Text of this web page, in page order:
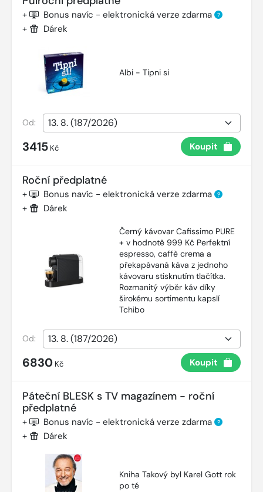
+ Bonus navíc - elektronická verze zdarma ?
+ Dárek
Albi - Tipni si
Od:
3415 Kč Koupit
Roční předplatné
+ Bonus navíc - elektronická verze zdarma ?
+ Dárek
Černý kávovar Cafissimo PURE
+ v hodnotě 999 Kč Perfektní
espresso, caffè crema a
překapávaná káva z jednoho
kávovaru stisknutím tlačítka.
Rozmanitý výběr káv díky
širokému sortimentu kapslí
Tchibo
Od:
6830 Kč Koupit
Páteční BLESK s TV magazínem - roční
předplatné
+ Bonus navíc - elektronická verze zdarma ?
+ Dárek
Kniha Takový byl Karel Gott rok
po té